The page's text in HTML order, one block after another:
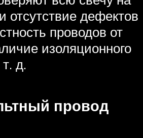
отсутствие дефектов
проводов от
изоляционного
д.
провод